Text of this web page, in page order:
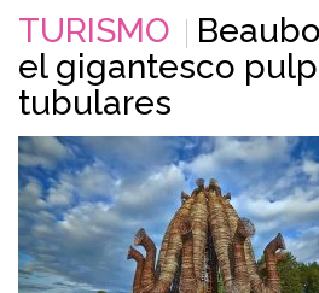
TURISMO
el gigantesco
tubulares